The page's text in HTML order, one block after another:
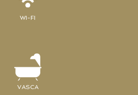
WI-FI
VASCA